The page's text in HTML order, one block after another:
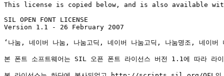
This license is copied below, and is also available
SIL OPEN FONT LICENSE
Version 1.1 - 26 February 2007
‘나눔, 네이버 나눔, 나눔고딕, 네이버 나눔고딕, 나눔명조, 네이버
본 폰트 소프트웨어는 SIL 오픈 폰트 라이선스 버전 1.1에 따라 라